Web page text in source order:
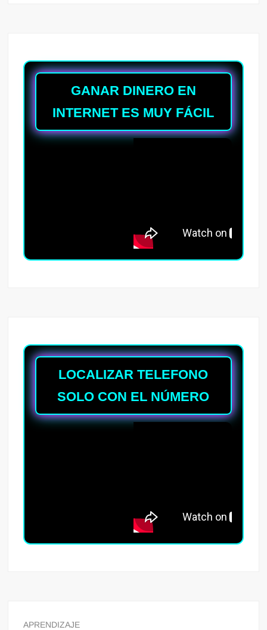
GANAR DINERO EN
INTERNET ES MUY FÁCIL
LOCALIZAR TELEFONO
SOLO CON EL NÚMERO
APRENDIZAJE